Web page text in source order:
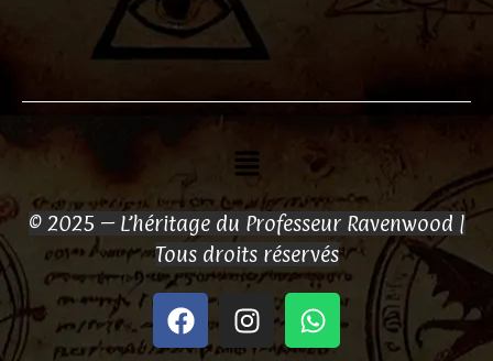
Menu
© 2025 – L’héritage du Professeur Ravenwood |
Tous droits réservés
F
a
I
n
W
h